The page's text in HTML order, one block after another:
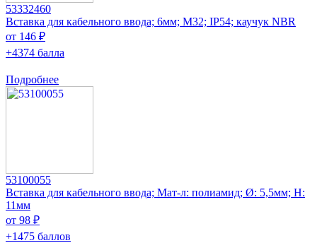
53332460
Вставка для кабельного ввода; 6мм; M32; IP54; каучук NBR
от 146 ₽
+4374 балла
Подробнее
53100055
Вставка для кабельного ввода; Мат-л: полиамид; Ø: 5,5мм; H:
11мм
от 98 ₽
+1475 баллов